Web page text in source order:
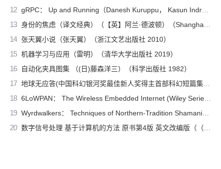
12 gRPC： Up and Running（Danesh Kuruppu， Kasun Indrasiri）（O’Reilly Media 2020）
13 身份的焦虑（译文经典）（【英】阿兰·德波顿）（Shanghai Translation Publishing House 2018）
14 张天翼小说（张天翼）（浙江文艺出版社 2010）
15 机器学习与应用（雷明）（清华大学出版社 2019）
16 自动化夹具图集 （(日)藤森洋三）（科学出版社 1982）
17 地球无应答(中国科幻银河奖最佳新人奖得主首部科幻短篇集！改良基因会不会带来灾难？置身未来，看时间空间合伙变魔术！)（王诺诺 [王诺诺]）（湖南文艺出版社 2019）
18 6LoWPAN： The Wireless Embedded Internet (Wiley Series on Communications Networking & Distributed Systems)（Zach Shelby， Carsten Bormann）（Wiley 2010）
19 Wyrdwalkers： Techniques of Northern-Tradition Shamanism（Raven Kaldera）（2013）
20 数字信号处理 基于计算机的方法 原书第4版 英文改编版（（美）桑吉特·米特拉著；阔永红改编）（北京：电子工业出版社 2011）